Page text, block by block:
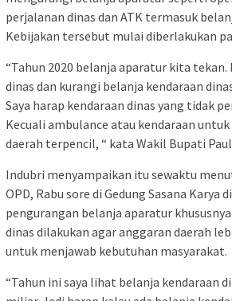
perjalanan dinas dan ATK termasuk
Kebijakan tersebut mulai diberlakukan
“Tahun 2020 belanja aparatur kita
dinas dan kurangi belanja kendaraan
Saya harap kendaraan dinas yang tidak
Kecuali ambulance atau kendaraan
daerah terpencil, “ kata Wakil Bupati
Indubri menyampaikan itu sewaktu
OPD, Rabu sore di Gedung Sasana Karya
pengurangan belanja aparatur
dinas dilakukan agar anggaran daerah
untuk menjawab kebutuhan masyarakat.
“Tahun ini saya lihat belanja kendaraan